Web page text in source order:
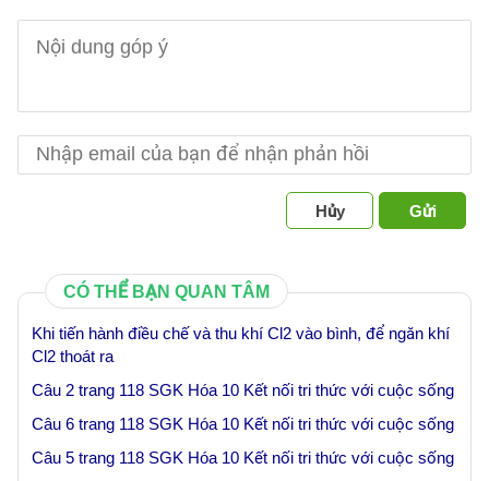
Hủy Gửi
CÓ THỂ BẠN QUAN TÂM
Khi tiến hành điều chế và thu khí Cl2 vào bình, để ngăn khí
Cl2 thoát ra
Câu 2 trang 118 SGK Hóa 10 Kết nối tri thức với cuộc sống
Câu 6 trang 118 SGK Hóa 10 Kết nối tri thức với cuộc sống
Câu 5 trang 118 SGK Hóa 10 Kết nối tri thức với cuộc sống